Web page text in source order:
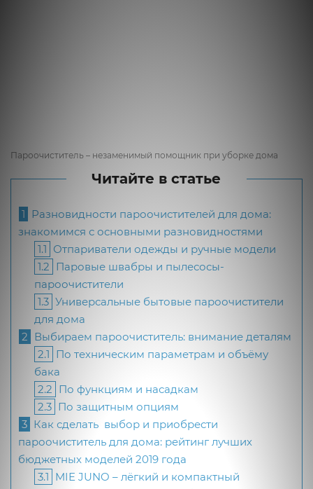
Пароочиститель – незаменимый помощник при уборке дома
Читайте в статье
1 Разновидности пароочистителей для дома:
знакомимся с основными разновидностями
1.1 Отпариватели одежды и ручные модели
1.2 Паровые швабры и пылесосы-
пароочистители
1.3 Универсальные бытовые пароочистители
для дома
2 Выбираем пароочиститель: внимание деталям
2.1 По техническим параметрам и объёму
бака
2.2 По функциям и насадкам
2.3 По защитным опциям
3 Как сделать выбор и приобрести
пароочиститель для дома: рейтинг лучших
бюджетных моделей 2019 года
3.1 MIE JUNO – лёгкий и компактный